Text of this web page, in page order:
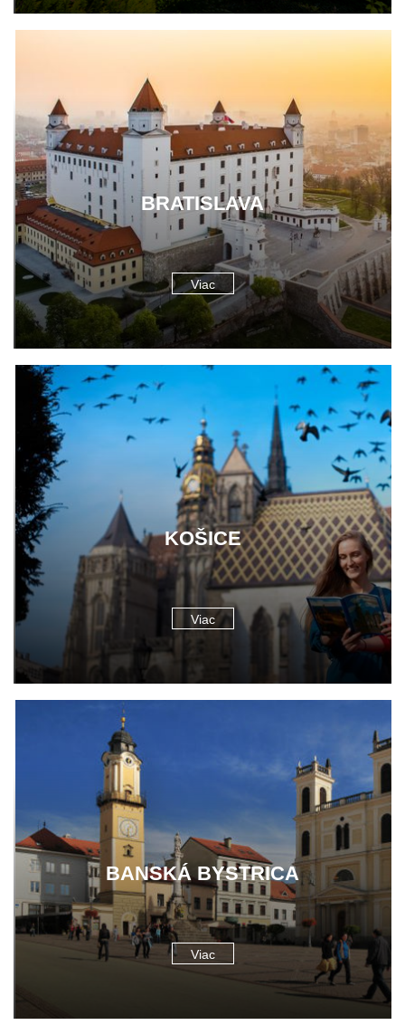
BRATISLAVA
Viac
KOŠICE
Viac
BANSKÁ BYSTRICA
Viac